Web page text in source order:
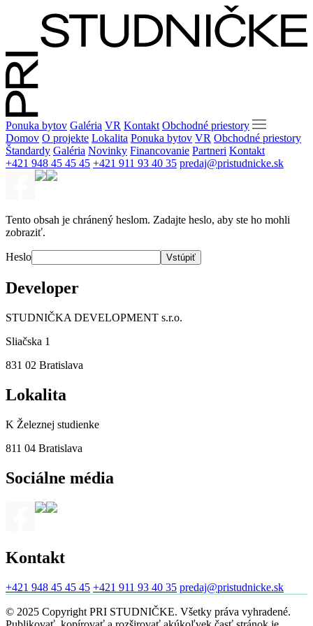
Ponuka bytov Galéria VR Kontakt Obchodné priestory
Domov O projekte Lokalita Ponuka bytov VR Obchodné priestory
Štandardy Galéria Novinky Financovanie Partneri Kontakt
+421 948 45 45 45 +421 911 93 40 35 predaj@pristudnicke.sk
Tento obsah je chránený heslom. Zadajte heslo, aby ste ho mohli
zobraziť.
Heslo
Developer
STUDNIČKA DEVELOPMENT s.r.o.
Sliačska 1
831 02 Bratislava
Lokalita
K Železnej studienke
811 04 Bratislava
Sociálne média
Kontakt
+421 948 45 45 45 +421 911 93 40 35 predaj@pristudnicke.sk
© 2025 Copyright PRI STUDNIČKE. Všetky práva vyhradené.